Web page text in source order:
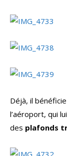
Déjà, il
l’aéroport, qui
des plafonds